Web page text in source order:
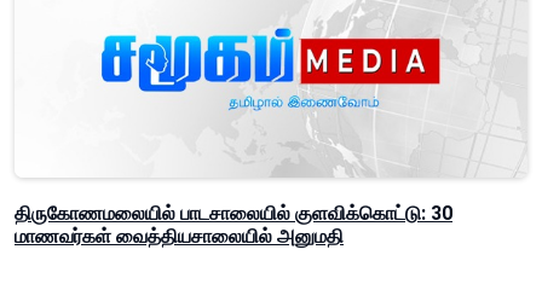
திருகோணமலையில் பாடசாலையில் குளவிக்கொட்டு: 30
மாணவர்கள் வைத்தியசாலையில் அனுமதி